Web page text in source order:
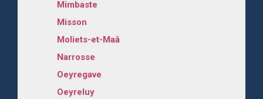
Mimbaste
Misson
Moliets-et-Maâ
Narrosse
Oeyregave
Oeyreluy